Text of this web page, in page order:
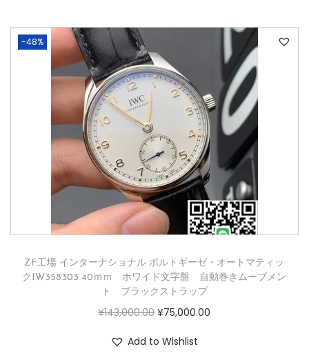
-48%
ZF工場 インターナショナル ポルトギーゼ・​オートマティッ
クIW358303 40ｍｍ ホワイド文字盤 自動巻きムーブメン
ト ブラックストラップ
¥143,000.00 ¥75,000.00
Add to Wishlist